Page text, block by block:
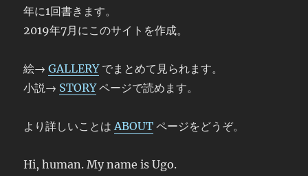
年に1回書きます。
2019年7月にこのサイトを作成。
絵→GALLERYでまとめて見られます。
小説→ STORYページで読めます。
より詳しいことはABOUT ページをどうぞ。
Hi, human. My name is Ugo.